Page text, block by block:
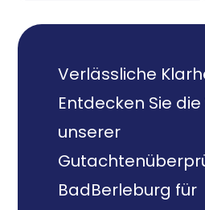
Verlässliche
Entdecken Sie
unserer
BadBerleburg für